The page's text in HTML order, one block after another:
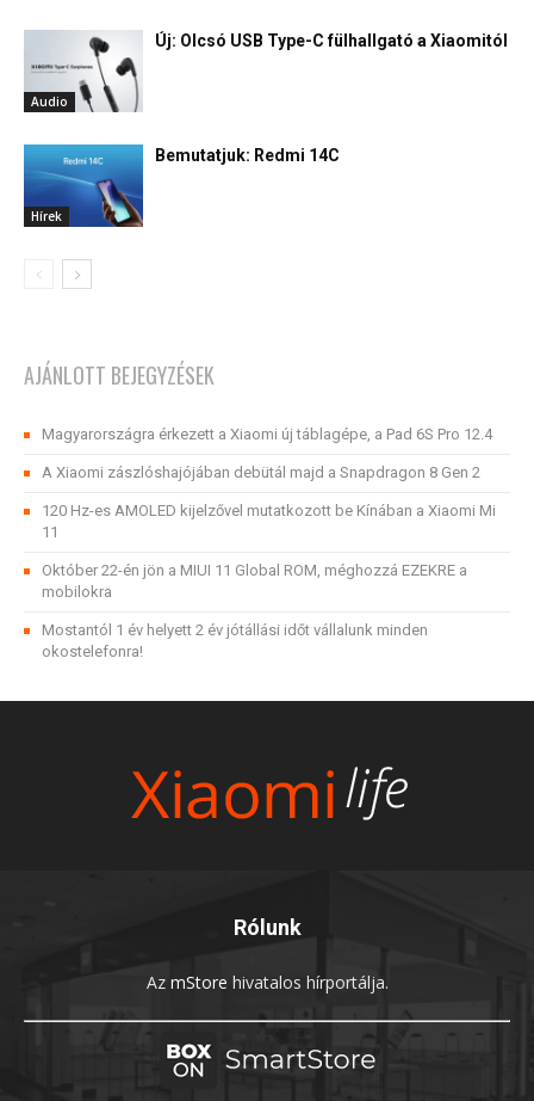
Audio
Új: Olcsó USB Type-C fülhallgató a Xiaomitól
Hírek
Bemutatjuk: Redmi 14C
AJÁNLOTT BEJEGYZÉSEK
Magyarországra érkezett a Xiaomi új táblagépe, a Pad 6S Pro 12.4
A Xiaomi zászlóshajójában debütál majd a Snapdragon 8 Gen 2
120 Hz-es AMOLED kijelzővel mutatkozott be Kínában a Xiaomi Mi
11
Október 22-én jön a MIUI 11 Global ROM, méghozzá EZEKRE a
mobilokra
Mostantól 1 év helyett 2 év jótállási időt vállalunk minden
okostelefonra!
Rólunk
Az mStore hivatalos hírportálja.